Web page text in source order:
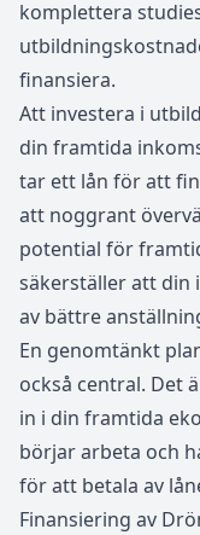
komplettera
finansiera.
Att investera i
din framtida
tar ett lån för att
att noggrant
potential för
säkerställer att din
av bättre
En genomtänkt
också central. Det
in i din framtida
börjar arbeta och
för att betala av
Finansiering av